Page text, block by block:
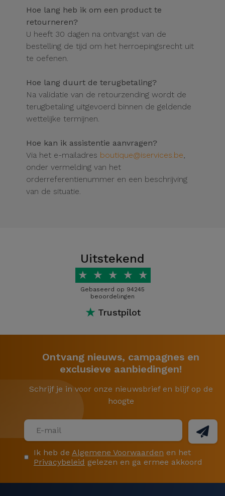
Hoe lang heb ik om een product te
retourneren?
U heeft 30 dagen na ontvangst van de
bestelling de tijd om het herroepingsrecht uit
te oefenen.
Hoe lang duurt de terugbetaling?
Na validatie van de retourzending wordt de
terugbetaling uitgevoerd binnen de geldende
wettelijke termijnen.
Hoe kan ik assistentie aanvragen?
Via het e-mailadres boutique@iservices.be,
onder vermelding van het
orderreferentienummer en een beschrijving
van de situatie.
Uitstekend
★ ★ ★ ★ ★
Gebaseerd op 94245
beoordelingen
★ Trustpilot
Ontvang nieuws, campagnes en
exclusieve aanbiedingen!
Schrijf je in voor onze nieuwsbrief en blijf op de
hoogte
Ik heb de Algemene Voorwaarden en het
Privacybeleid gelezen en ga ermee akkoord